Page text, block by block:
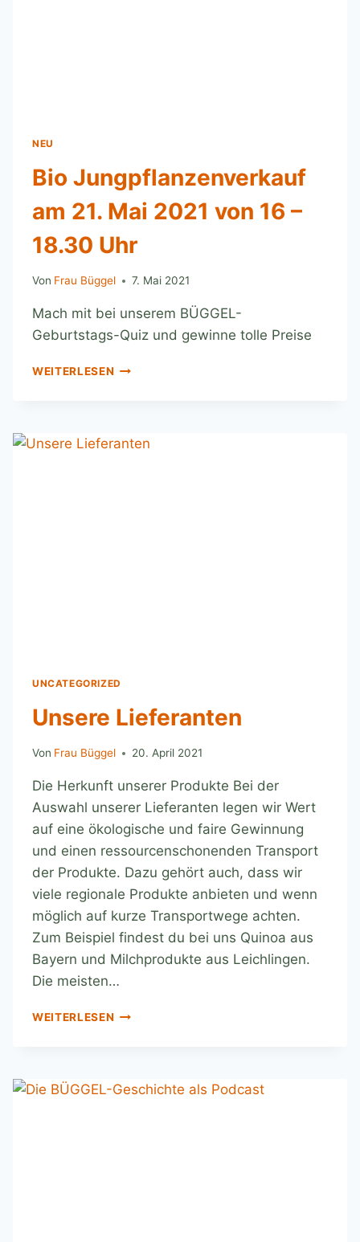
NEU
Bio Jungpflanzenverkauf
am 21. Mai 2021 von 16 –
18.30 Uhr
Von Frau Büggel 7. Mai 2021
Mach mit bei unserem BÜGGEL-
Geburtstags-Quiz und gewinne tolle Preise
WEITERLESEN
UNCATEGORIZED
Unsere Lieferanten
Von Frau Büggel 20. April 2021
Die Herkunft unserer Produkte Bei der
Auswahl unserer Lieferanten legen wir Wert
auf eine ökologische und faire Gewinnung
und einen ressourcenschonenden Transport
der Produkte. Dazu gehört auch, dass wir
viele regionale Produkte anbieten und wenn
möglich auf kurze Transportwege achten.
Zum Beispiel findest du bei uns Quinoa aus
Bayern und Milchprodukte aus Leichlingen.
Die meisten…
WEITERLESEN